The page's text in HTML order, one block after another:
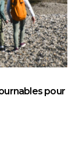
pour